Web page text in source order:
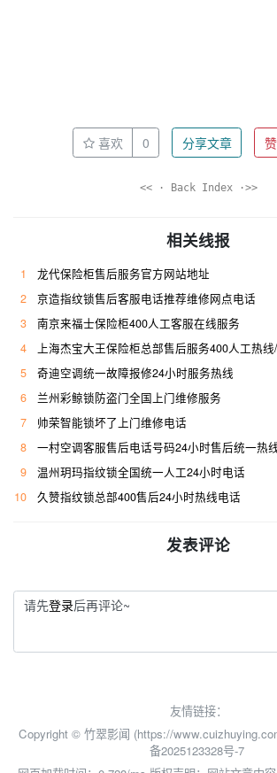
喜欢 0 分享文章
<< · Back Index ·>>
相关线报
1
龙代保险柜售后服务官方网站地址
2
京造指纹锁售后客服电话推荐维修网点电话
3
南京来福士保险柜400人工客服在线服务
4
上海杰宝大王保险柜总部售后服务400人工热线/全国
5
奇迪空调统一故障报修24小时服务热线
6
兰州彩鲸锁防盗门全国上门维修服务
7
帅荣智能锁坏了上门维修电话
8
一村空调客服售后电话号码24小时售后统一热
9
温州玥玛指纹锁全国统一人工24小时电话
10
久赞指纹锁总部400售后24小时热线电话
发表评论
请先登录后再评论~
友情链接：
Copyright © 竹翠影闻 (https://
备2025123328号-7